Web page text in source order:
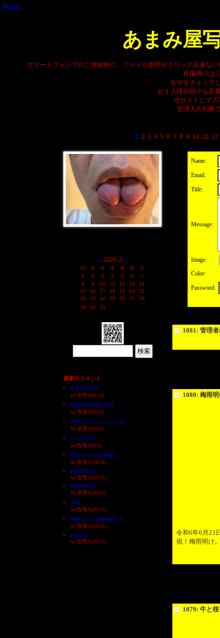
Home
あまみ屋
スマートフォンでのご投稿時に、ファイル参照がクリック出来な
肖像権には
B/Wをチェック
お１人様何回でも応
当サイトにて
管理人の判断
1 2 3 4 5 6 7 8 9 10 11 12
← 2026-3 →
日 月 火 水 木 金
土
1
2 3 4 5 6
7
8
9 10 11 12 13
14
15
16 17 18 19 20
21
22
23 24 25 26 27
28
29
30 31
最新のコメント
空を見上げて
by 管理人(1/12)
諸鈍の空を切り取る
by 管理人(12/9)
夕映えのトックリキワタ
by 管理人(12/9)
かくれんぼ
by 管理人(9/5)
母ちゃんには内緒ね。
by 管理人(10/16)
09083991541
by 管理人(10/15)
09083991541
by 管理人(10/15)
土盛
by 管理人(10/15)
初めまして土盛海岸さん
by 管理人(10/15)
morning
by 管理人(10/15)
Name:
Email:
Title:
Message:
Image:
Color:
Password:
1081: 管理
1080: 梅雨
令和6年6月23
祝！梅雨明け
1079: 牛と桜